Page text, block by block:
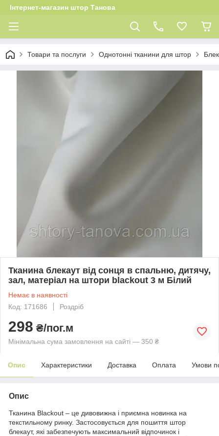
Інтернет-магазин штор Танова
Товари та послуги Однотонні тканини для штор
Тканина блекаут від сонця в спальню, дитячу,
зал, матеріал на штори blackout 3 м Білий
Немає в наявності
Код: 171686
Роздріб
298 ₴/пог.м
Мінімальна сума замовлення на сайті — 350 ₴
Опис Характеристики Доставка Оплата Умови
Опис
Тканина Blackout – це дивовижна і приємна новинка на
текстильному ринку. Застосовується для пошиття штор
блекаут, які забезпечують максимальний відпочинок і